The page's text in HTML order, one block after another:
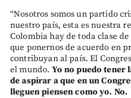
“Nosotros somos un partido
nuestro país, esta es nuestra
Colombia hay de toda clase
que ponernos de acuerdo en
contribuyan al país. El
el mundo. Yo no puedo tener
de aspirar a que en un
lleguen piensen como yo. No.